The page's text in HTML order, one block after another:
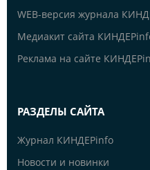
WEB-версия журнала
Медиакит сайта
Реклама на сайте
РАЗДЕЛЫ САЙТА
Журнал КИНДЕРinfo
Новости и новинки